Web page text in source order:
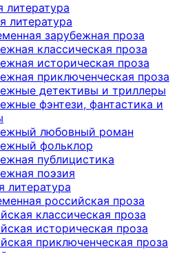
литература
литература
зарубежная проза
классическая проза
историческая проза
приключенческая проза
детективы и триллеры
фэнтези, фантастика и
любовный роман
фольклор
публицистика
поэзия
литература
российская проза
классическая проза
историческая проза
приключенческая проза